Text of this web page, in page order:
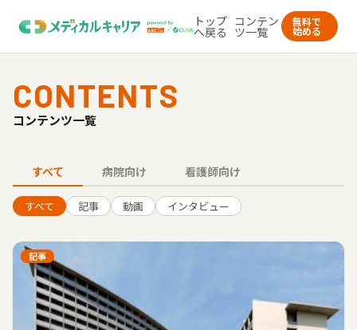
トップ
へ戻る
コンテン
ツ一覧
無料で
始める
CONTENTS
コンテンツ一覧
すべて 病院向け 看護師向け
すべて 記事 動画 インタビュー
記事